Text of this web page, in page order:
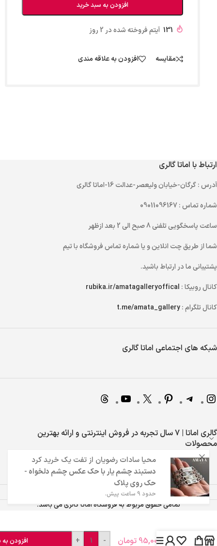
افزودن به سبد خرید
131 آیتم فروخته شده در 2 روز
مقایسه افزودن به علاقه مندی
ارتباط با اماتا گالری
آدرس: گرگان-خیابان ولیعصر-عدالت 16-اماتا گالری
شماره تماس: 09011096167
ساعت پاسخگویی تلفنی
شما از طریقچت انلاینو یاشماره تماسفروشگاه با تیم
پشتیبانی ما در ارتباط باشید.
کانال روبیکا : rubika.ir/amatagalleryoffical
کانال تلگرام :t.me/amata_gallery
شبکه های اجتماعی اماتا گالری
گالری اماتا | 7 سال تجربه در فروش اینترنتی و ارائه بهترین
محصولات
تمامی حقوق مربوط به فروشگاه اماتا گالری می باشد.
ست
95,000 تومان -
+ افزودن
محیا سادات رضویان ازتفت یک خرید کرد
دستبند چشم یار با حک عکس چشم دلخواه -
حک روی پلاک
حدود 9 ساعت پیش.